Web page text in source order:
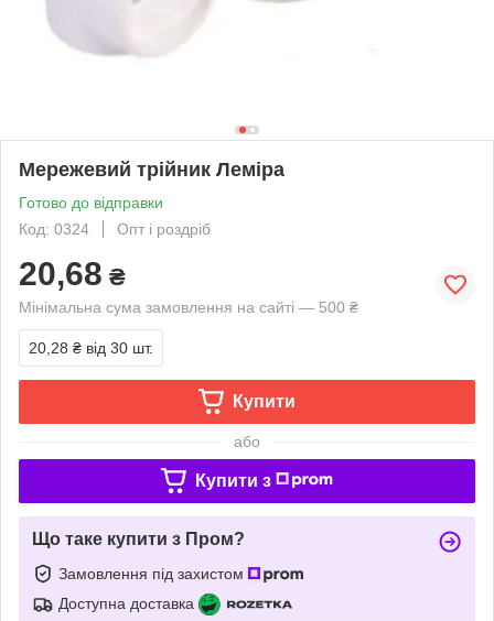
Мережевий трійник Леміра
Готово до відправки
Код: 0324
Опт і роздріб
20,68 ₴
Мінімальна сума замовлення на сайті — 500 ₴
20,28 ₴ від 30 шт.
Купити
або
Купити з
Що таке купити з Пром?
Замовлення під захистом
Доступна доставка